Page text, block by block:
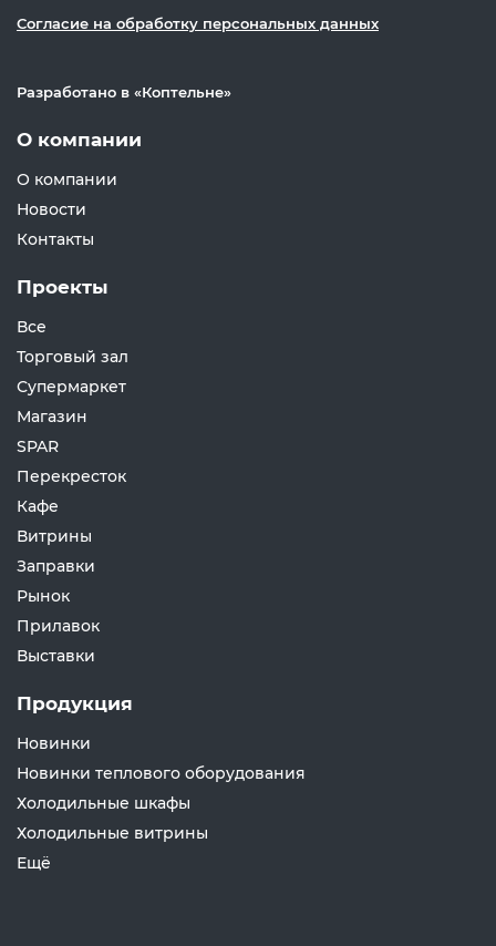
Согласие на обработку персональных данных
Разработано в «Коптельне»
О компании
О компании
Новости
Контакты
Проекты
Все
Торговый зал
Супермаркет
Магазин
SPAR
Перекресток
Кафе
Витрины
Заправки
Рынок
Прилавок
Выставки
Продукция
Новинки
Новинки теплового оборудования
Холодильные шкафы
Холодильные витрины
Ещё